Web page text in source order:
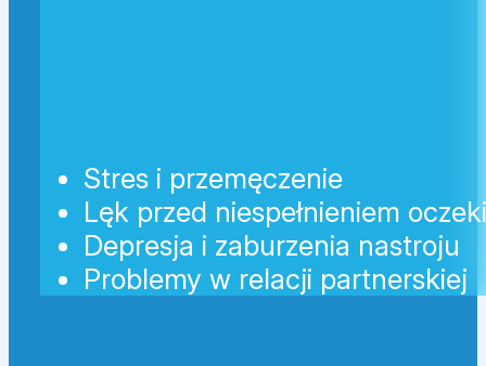
Stres i przemęczenie
Lęk przed niespełnieniem
Depresja i zaburzenia nastroju
Problemy w relacji partnerskiej